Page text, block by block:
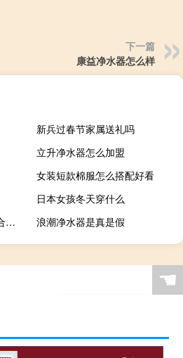
下一篇
康益净水器怎么样
新兵过春节家属送礼吗
立升净水器怎么加盟
女装短款棉服怎么搭配好看
日本女孩冬天穿什么
净水器和纯水机哪个更适合家用
浪潮净水器是真是假
☚